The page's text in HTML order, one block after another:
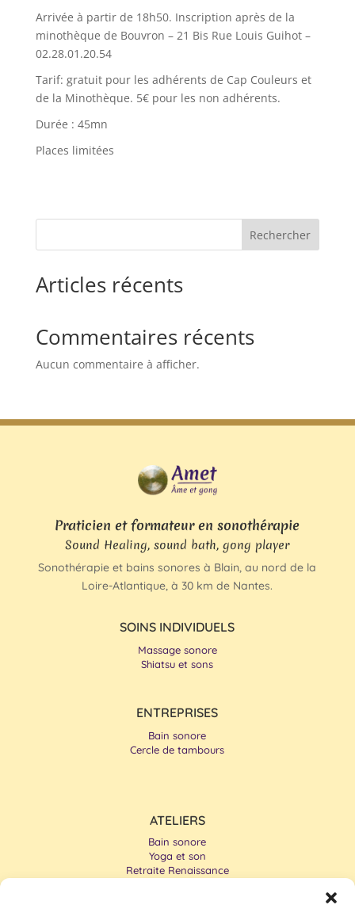
Arrivée à partir de 18h50. Inscription après de la
minothèque de Bouvron – 21 Bis Rue Louis Guihot –
02.28.01.20.54
Tarif: gratuit pour les adhérents de Cap Couleurs et
de la Minothèque. 5€ pour les non adhérents.
Durée : 45mn
Places limitées
Rechercher
Articles récents
Commentaires récents
Aucun commentaire à afficher.
Praticien et formateur en sonothérapie
Sound Healing, sound bath, gong player
Sonothérapie et bains sonores à Blain, au nord de la
Loire-Atlantique, à 30 km de Nantes.
SOINS INDIVIDUELS
Massage sonore
Shiatsu et sons
ENTREPRISES
Bain sonore
Cercle de tambours
ATELIERS
Bain sonore
Yoga et son
Retraite Renaissance